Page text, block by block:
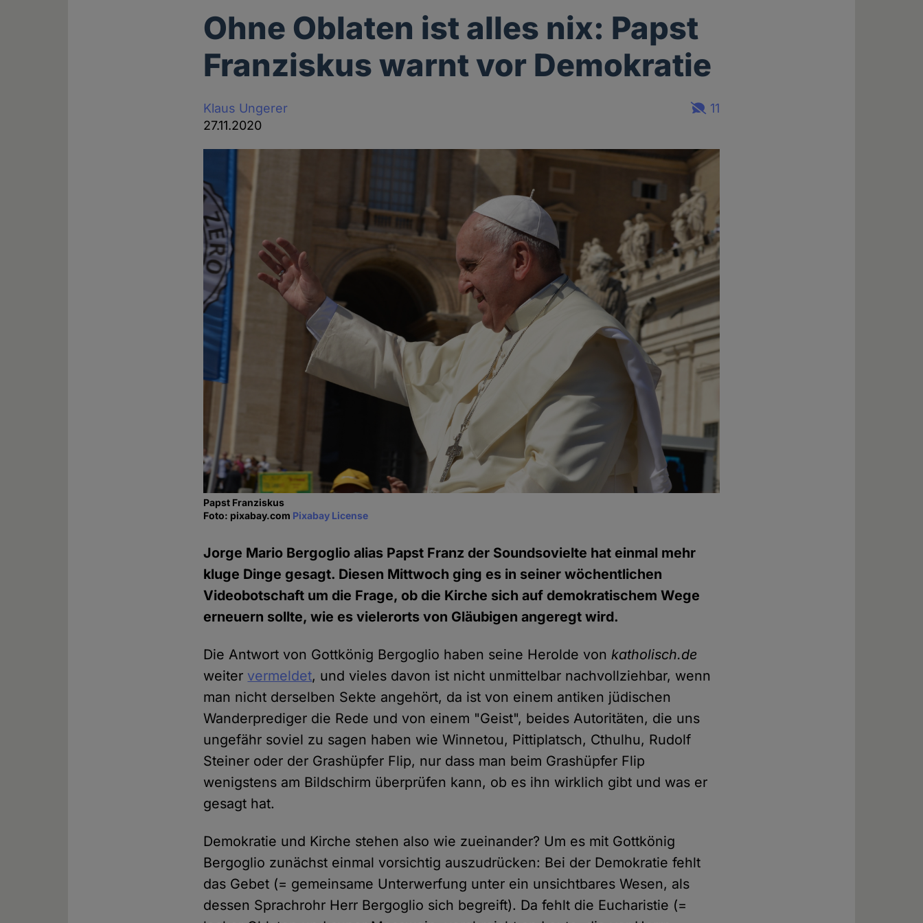
Ohne Oblaten ist alles nix: Papst
Franziskus warnt vor Demokratie
Klaus Ungerer
27.11.2020
11
Papst Franziskus
Foto: pixabay.com Pixabay License
Jorge Mario Bergoglio alias Papst Franz der Soundsovielte hat einmal mehr
kluge Dinge gesagt. Diesen Mittwoch ging es in seiner wöchentlichen
Videobotschaft um die Frage, ob die Kirche sich auf demokratischem Wege
erneuern sollte, wie es vielerorts von Gläubigen angeregt wird.
Die Antwort von Gottkönig Bergoglio haben seine Herolde vonkatholisch.de
weiter vermeldet, und vieles davon ist nicht unmittelbar nachvollziehbar, wenn
man nicht derselben Sekte angehört, da ist von einem antiken jüdischen
Wanderprediger die Rede und von einem "Geist", beides Autoritäten, die uns
ungefähr soviel zu sagen haben wie Winnetou, Pittiplatsch, Cthulhu, Rudolf
Steiner oder der Grashüpfer Flip, nur dass man beim Grashüpfer Flip
wenigstens am Bildschirm überprüfen kann, ob es ihn wirklich gibt und was er
gesagt hat.
Demokratie und Kirche stehen also wie zueinander? Um es mit Gottkönig
Bergoglio zunächst einmal vorsichtig auszudrücken: Bei der Demokratie fehlt
das Gebet (= gemeinsame Unterwerfung unter ein unsichtbares Wesen, als
dessen Sprachrohr Herr Bergoglio sich begreift). Da fehlt die Eucharistie (=